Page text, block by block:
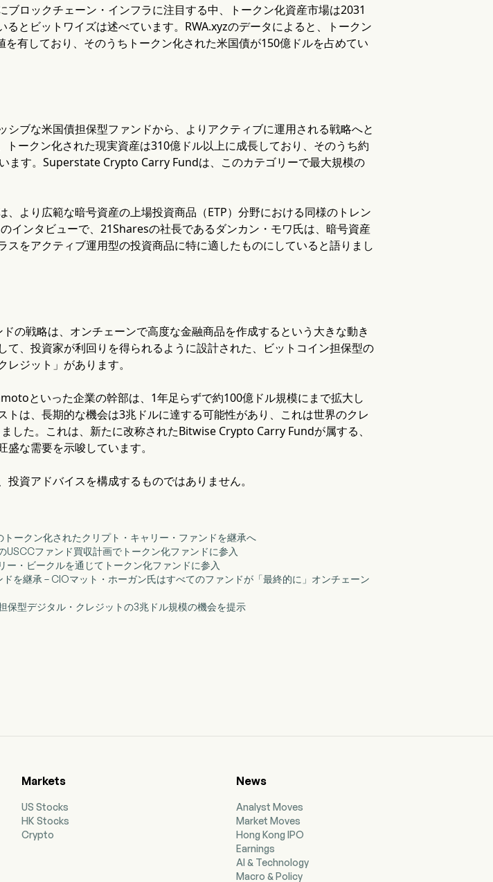
ロックチェーン・インフラに注目する中、トークン化資産市場は2031
とビットワイズは述べています。RWA.xyzのデータによると、トークン
有しており、そのうちトークン化された米国債が150億ドルを占めてい
ブな米国債担保型ファンドから、よりアクティブに運用される戦略へと
トークン化された現実資産は310億ドル以上に成長しており、そのうち約
ます。Superstate Crypto Carry Fundは、このカテゴリーで最大規模の
より広範な暗号資産の上場投資商品（ETP）分野における同様のトレン
インタビューで、21Sharesの社長であるダンカン・モワ氏は、暗号資産
をアクティブ運用型の投資商品に特に適したものにしていると語りまし
の戦略は、オンチェーンで高度な金融商品を作成するという大きな動き
て、投資家が利回りを得られるように設計された、ビットコイン担保型の
ジット」があります。
といった企業の幹部は、1年足らずで約100億ドル規模にまで拡大し
トは、長期的な機会は3兆ドルに達する可能性があり、これは世界のクレ
した。これは、新たに改称されたBitwise Crypto Carry Fundが属する、
な需要を示唆しています。
資アドバイスを構成するものではありません。
ークン化されたクリプト・キャリー・ファンドを継承へ
ファンド買収計画でトークン化ファンドに参入
・ビークルを通じてトークン化ファンドに参入
を継承 – CIOマット・ホーガン氏はすべてのファンドが「最終的に」オンチェーン
型デジタル・クレジットの3兆ドル規模の機会を提示
Markets
US Stocks
HK Stocks
Crypto
News
Analyst Moves
Market Moves
Hong Kong IPO
Earnings
AI & Technology
Macro & Policy